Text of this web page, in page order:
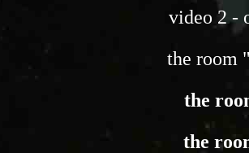
video 2 -
the room
the
the